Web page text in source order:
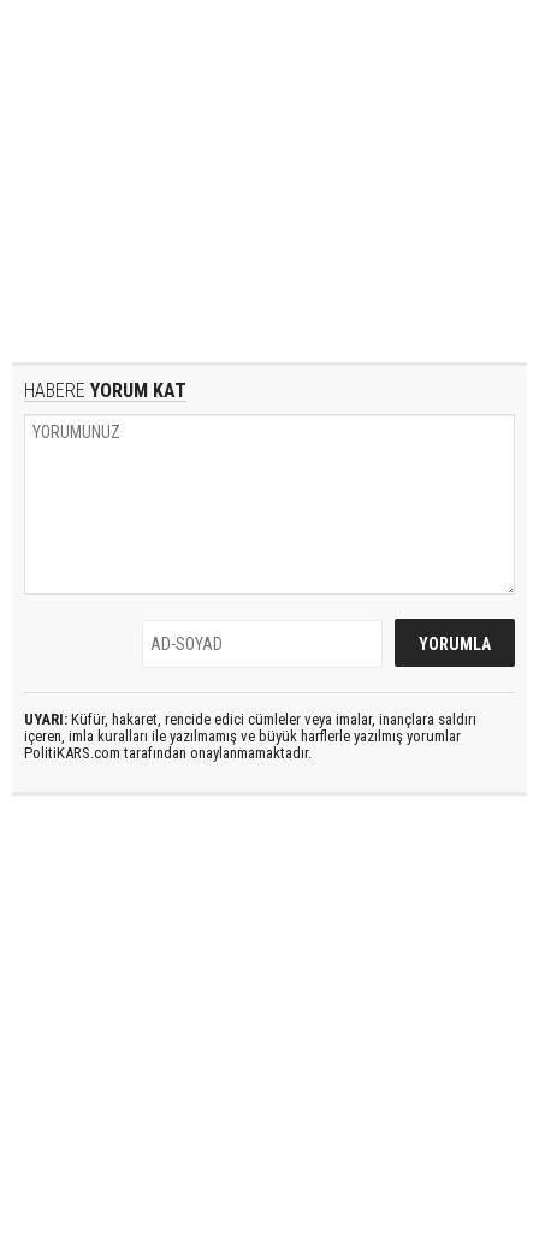
HABERE YORUM KAT
UYARI: Küfür, hakaret, rencide edici cümleler veya imalar, inançlara saldırı
içeren, imla kuralları ile yazılmamış ve büyük harflerle yazılmış yorumlar
PolitiKARS.com tarafından onaylanmamaktadır.